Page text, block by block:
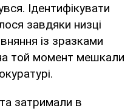
Ідентифікувати
завдяки низці
із зразками
той момент мешкали
затримали в